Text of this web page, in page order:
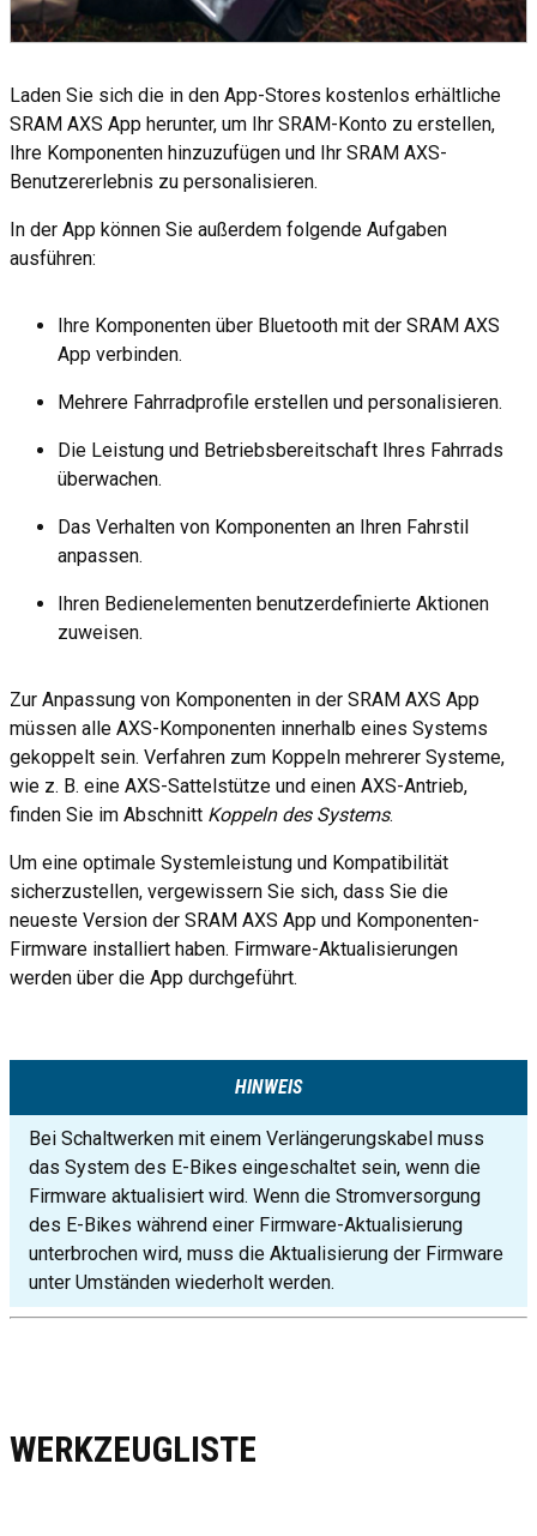
Laden Sie sich die in den App-Stores kostenlos erhältliche
SRAM AXS App herunter, um Ihr SRAM-Konto zu erstellen,
Ihre Komponenten hinzuzufügen und Ihr SRAM AXS-
Benutzererlebnis zu personalisieren.
In der App können Sie außerdem folgende Aufgaben
ausführen:
Ihre Komponenten über Bluetooth mit der SRAM AXS
App verbinden.
Mehrere Fahrradprofile erstellen und personalisieren.
Die Leistung und Betriebsbereitschaft Ihres Fahrrads
überwachen.
Das Verhalten von Komponenten an Ihren Fahrstil
anpassen.
Ihren Bedienelementen benutzerdefinierte Aktionen
zuweisen.
Zur Anpassung von Komponenten in der SRAM AXS App
müssen alle AXS-Komponenten innerhalb eines Systems
gekoppelt sein. Verfahren zum Koppeln mehrerer Systeme,
wie z. B. eine AXS-Sattelstütze und einen AXS-Antrieb,
finden Sie im Abschnitt Koppeln des Systems.
Um eine optimale Systemleistung und Kompatibilität
sicherzustellen, vergewissern Sie sich, dass Sie die
neueste Version der SRAM AXS App und Komponenten-
Firmware installiert haben. Firmware-Aktualisierungen
werden über die App durchgeführt.
HINWEIS
Bei Schaltwerken mit einem Verlängerungskabel muss
das System des E-Bikes eingeschaltet sein, wenn die
Firmware aktualisiert wird. Wenn die Stromversorgung
des E-Bikes während einer Firmware-Aktualisierung
unterbrochen wird, muss die Aktualisierung der Firmware
unter Umständen wiederholt werden.
WERKZEUGLISTE